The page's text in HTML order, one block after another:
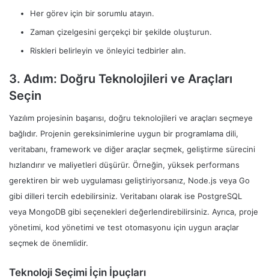
Her görev için bir sorumlu atayın.
Zaman çizelgesini gerçekçi bir şekilde oluşturun.
Riskleri belirleyin ve önleyici tedbirler alın.
3. Adım: Doğru Teknolojileri ve Araçları
Seçin
Yazılım projesinin başarısı, doğru teknolojileri ve araçları seçmeye
bağlıdır. Projenin gereksinimlerine uygun bir programlama dili,
veritabanı, framework ve diğer araçlar seçmek, geliştirme sürecini
hızlandırır ve maliyetleri düşürür. Örneğin, yüksek performans
gerektiren bir web uygulaması geliştiriyorsanız, Node.js veya Go
gibi dilleri tercih edebilirsiniz. Veritabanı olarak ise PostgreSQL
veya MongoDB gibi seçenekleri değerlendirebilirsiniz. Ayrıca, proje
yönetimi, kod yönetimi ve test otomasyonu için uygun araçlar
seçmek de önemlidir.
Teknoloji Seçimi İçin İpuçları